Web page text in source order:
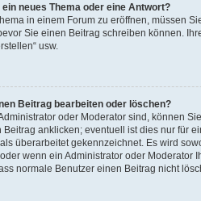
neues Thema oder eine Antwort?
in einem Forum zu eröffnen, müssen
Sie einen Beitrag schreiben können.
usw.
Beitrag bearbeiten oder löschen?
oder Moderator sind, können
anklicken; eventuell ist dies nur für
überarbeitet gekennzeichnet. Es wird
wenn ein Administrator oder Moderator
normale Benutzer einen Beitrag nicht